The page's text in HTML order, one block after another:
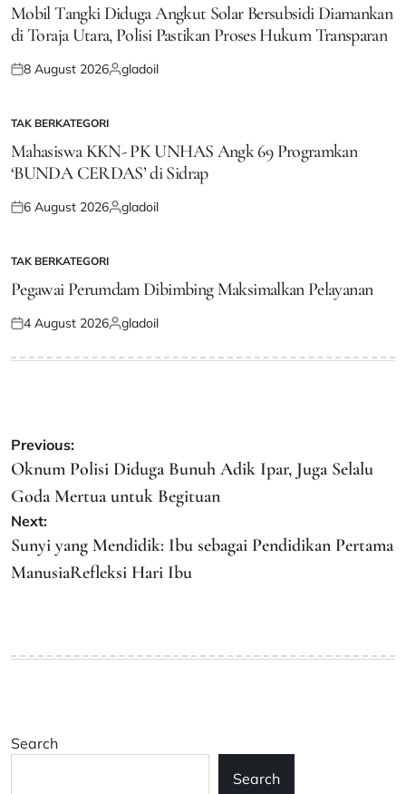
IN
Mobil Tangki Diduga Angkut Solar Bersubsidi Diamankan
di Toraja Utara, Polisi Pastikan Proses Hukum Transparan
Posted
8 August 2026Posted
gladoil
POSTED
IN
TAK BERKATEGORI
Mahasiswa KKN- PK UNHAS Angk 69 Programkan
‘BUNDA CERDAS’ di Sidrap
Posted
6 August 2026Posted
gladoil
POSTED
IN
TAK BERKATEGORI
Pegawai Perumdam Dibimbing Maksimalkan Pelayanan
Posted
4 August 2026Posted
gladoil
Post
navigation
Previous:
Oknum Polisi Diduga Bunuh Adik Ipar, Juga Selalu
Goda Mertua untuk Begituan
Next:
Sunyi yang Mendidik: Ibu sebagai Pendidikan Pertama
ManusiaRefleksi Hari Ibu
Search
Search